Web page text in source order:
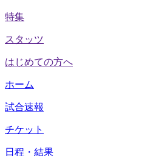
特集
スタッツ
はじめての方へ
ホーム
試合速報
チケット
日程・結果